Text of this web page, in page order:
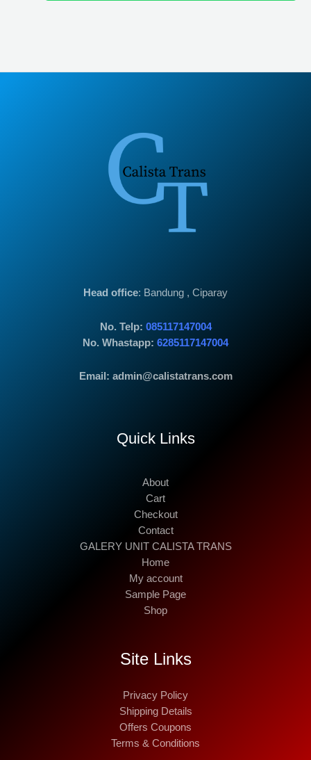
Head office: Bandung , Ciparay
No. Telp: 085117147004
No. Whastapp: 6285117147004
Email: admin@calistatrans.com
Quick Links
About
Cart
Checkout
Contact
GALERY UNIT CALISTA TRANS
Home
My account
Sample Page
Shop
Site Links
Privacy Policy
Shipping Details
Offers Coupons
Terms & Conditions